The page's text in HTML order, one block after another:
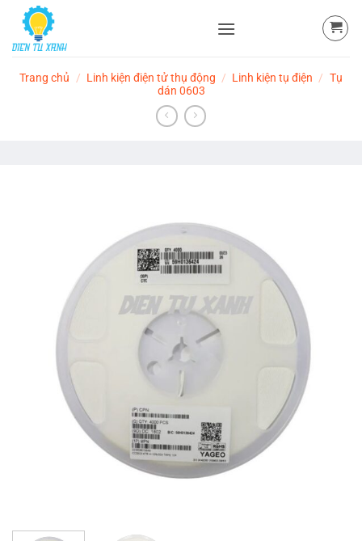
content
Trang chủ / Linh kiện điện tử thụ động / Linh kiện tụ điện / Tụ
dán 0603